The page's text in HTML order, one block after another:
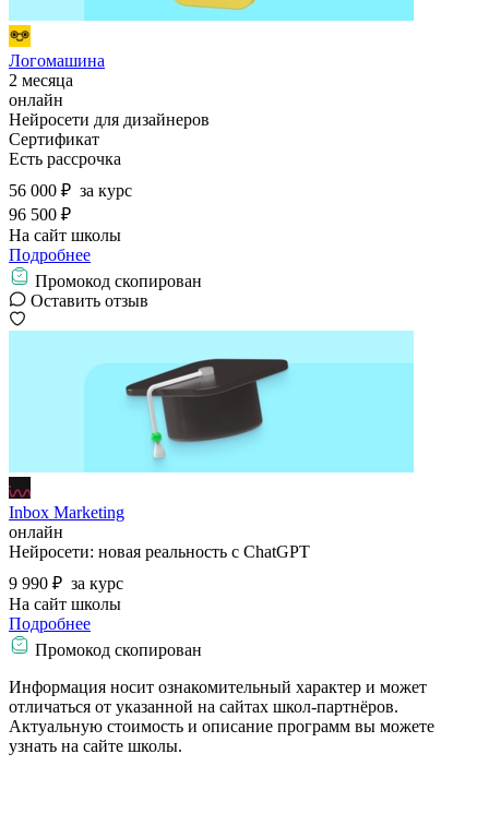
Логомашина
2 месяца
онлайн
Нейросети для дизайнеров
Сертификат
Есть рассрочка
56 000 ₽ за курс
96 500 ₽
На сайт школы
Подробнее
Промокод скопирован
Оставить отзыв
Inbox Marketing
онлайн
Нейросети: новая реальность с ChatGPT
9 990 ₽ за курс
На сайт школы
Подробнее
Промокод скопирован
Информация носит ознакомительный характер и может
отличаться от указанной на сайтах школ-партнёров.
Актуальную стоимость и описание программ вы можете
узнать на сайте школы.